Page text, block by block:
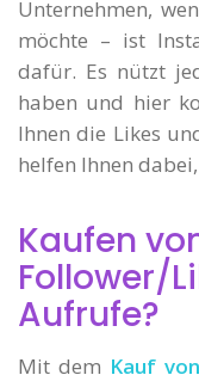
Unternehmen,
möchte – ist
dafür. Es nützt
haben und hier
Ihnen die Likes
helfen Ihnen
Kaufen
Follower/
Aufrufe?
Mit dem Kauf